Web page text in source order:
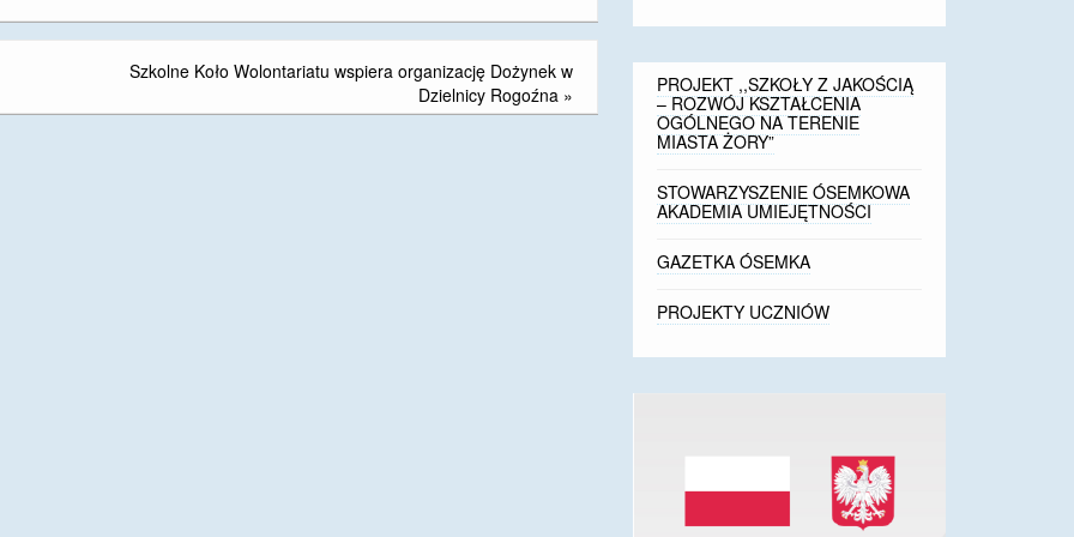
Szkolne Koło Wolontariatu wspiera organizację Dożynek w
Dzielnicy Rogoźna »
PROJEKT ,,SZKOŁY Z JAKOŚCIĄ
– ROZWÓJ KSZTAŁCENIA
OGÓLNEGO NA TERENIE
MIASTA ŻORY”
STOWARZYSZENIE ÓSEMKOWA
AKADEMIA UMIEJĘTNOŚCI
GAZETKA ÓSEMKA
PROJEKTY UCZNIÓW